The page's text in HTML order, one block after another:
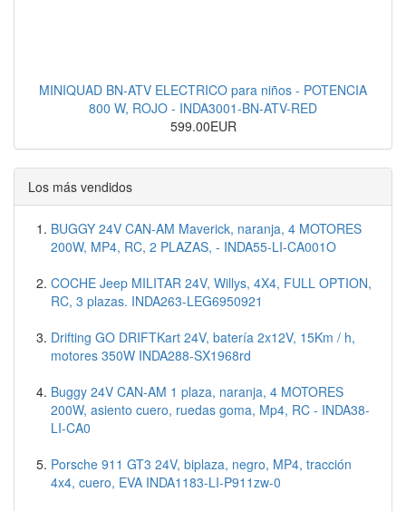
MINIQUAD BN-ATV ELECTRICO para niños - POTENCIA
800 W, ROJO - INDA3001-BN-ATV-RED
599.00EUR
Los más vendidos
BUGGY 24V CAN-AM Maverick, naranja, 4 MOTORES
200W, MP4, RC, 2 PLAZAS, - INDA55-LI-CA001O
COCHE Jeep MILITAR 24V, Willys, 4X4, FULL OPTION,
RC, 3 plazas. INDA263-LEG6950921
Drifting GO DRIFTKart 24V, batería 2x12V, 15Km / h,
motores 350W INDA288-SX1968rd
Buggy 24V CAN-AM 1 plaza, naranja, 4 MOTORES
200W, asiento cuero, ruedas goma, Mp4, RC - INDA38-
LI-CA0
Porsche 911 GT3 24V, biplaza, negro, MP4, tracción
4x4, cuero, EVA INDA1183-LI-P911zw-0